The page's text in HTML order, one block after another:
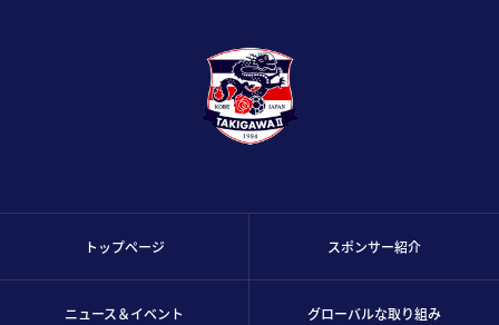
トップページ
ニュース＆イベント
スポンサー紹介
グローバルな取り組み